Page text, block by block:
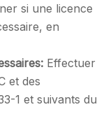
si une licence
en
Effectuer
et des
1 et suivants du